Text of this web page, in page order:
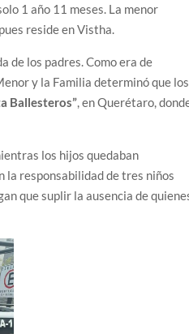
1 año 11 meses. La menor
reside en Vistha.
de los padres. Como era de
y la Familia determinó que los
Ballesteros”, en Querétaro,
los hijos quedaban
la responsabilidad de tres niños
que suplir la ausencia de